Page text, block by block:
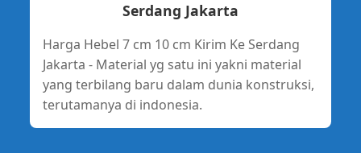
Serdang Jakarta
Harga Hebel 7 cm 10 cm Kirim Ke Serdang
Jakarta - Material yg satu ini yakni material
yang terbilang baru dalam dunia konstruksi,
terutamanya di indonesia.